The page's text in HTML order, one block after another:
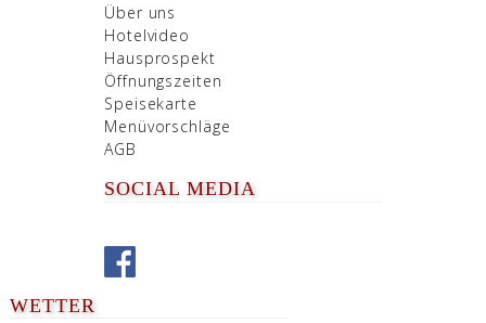
Über uns
Hotelvideo
Hausprospekt
Öffnungszeiten
Speisekarte
Menüvorschläge
AGB
SOCIAL MEDIA
WETTER